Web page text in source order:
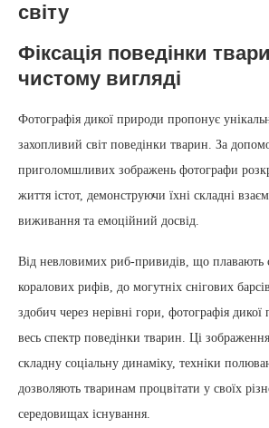
світу
Фіксація поведінки
чистому вигляді
Фотографія дикої природи пропонує
захопливий світ поведінки тварин. За
приголомшливих зображень фотографи
життя істот, демонструючи їхні складні
виживання та емоційний досвід.
Від невловимих риб-привидів, що плавають
коралових рифів, до могутніх снігових
здобич через нерівні гори, фотографія
весь спектр поведінки тварин. Ці
складну соціальну динаміку, техніки
дозволяють тваринам процвітати у своїх
середовищах існування.